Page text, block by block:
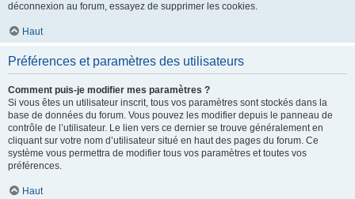
déconnexion au forum, essayez de supprimer les cookies.
Haut
Préférences et paramètres des utilisateurs
Comment puis-je modifier mes paramètres ?
Si vous êtes un utilisateur inscrit, tous vos paramètres sont stockés dans la
base de données du forum. Vous pouvez les modifier depuis le panneau de
contrôle de l’utilisateur. Le lien vers ce dernier se trouve généralement en
cliquant sur votre nom d’utilisateur situé en haut des pages du forum. Ce
système vous permettra de modifier tous vos paramètres et toutes vos
préférences.
Haut